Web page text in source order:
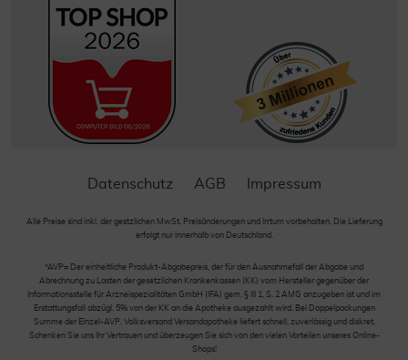
Datenschutz AGB Impressum
Alle Preise sind inkl. der gestzlichen MwSt. Preisänderungen und Irrtum vorbehalten. Die Lieferung
erfolgt nur innerhalb von Deutschland.
*AVP= Der einheitliche Produkt-Abgabepreis, der für den Ausnahmefall der Abgabe und
Abrechnung zu Lasten der gesetzlichen Krankenkassen (KK) vom Hersteller gegenüber der
Informationsstelle für Arzneispezialitäten GmbH (IFA) gem. § III 1, S. 2 AMG anzugeben ist und im
Erstattungsfall abzügl. 5% von der KK an die Apotheke ausgezahlt wird. Bei Doppelpackungen
Summe der Einzel-AVP. Volksversand Versandapotheke liefert schnell, zuverlässig und diskret.
Schenken Sie uns Ihr Vertrauen und überzeugen Sie sich von den vielen Vorteilen unseres Online-
Shops!